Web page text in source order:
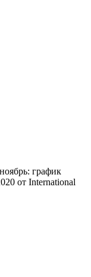
график
от International